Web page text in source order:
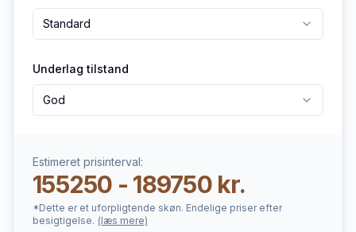
Standard
Underlag tilstand
God
Estimeret prisinterval:
155250 - 189750 kr.
*Dette er et uforpligtende skøn. Endelige priser efter
besigtigelse. (læs mere)